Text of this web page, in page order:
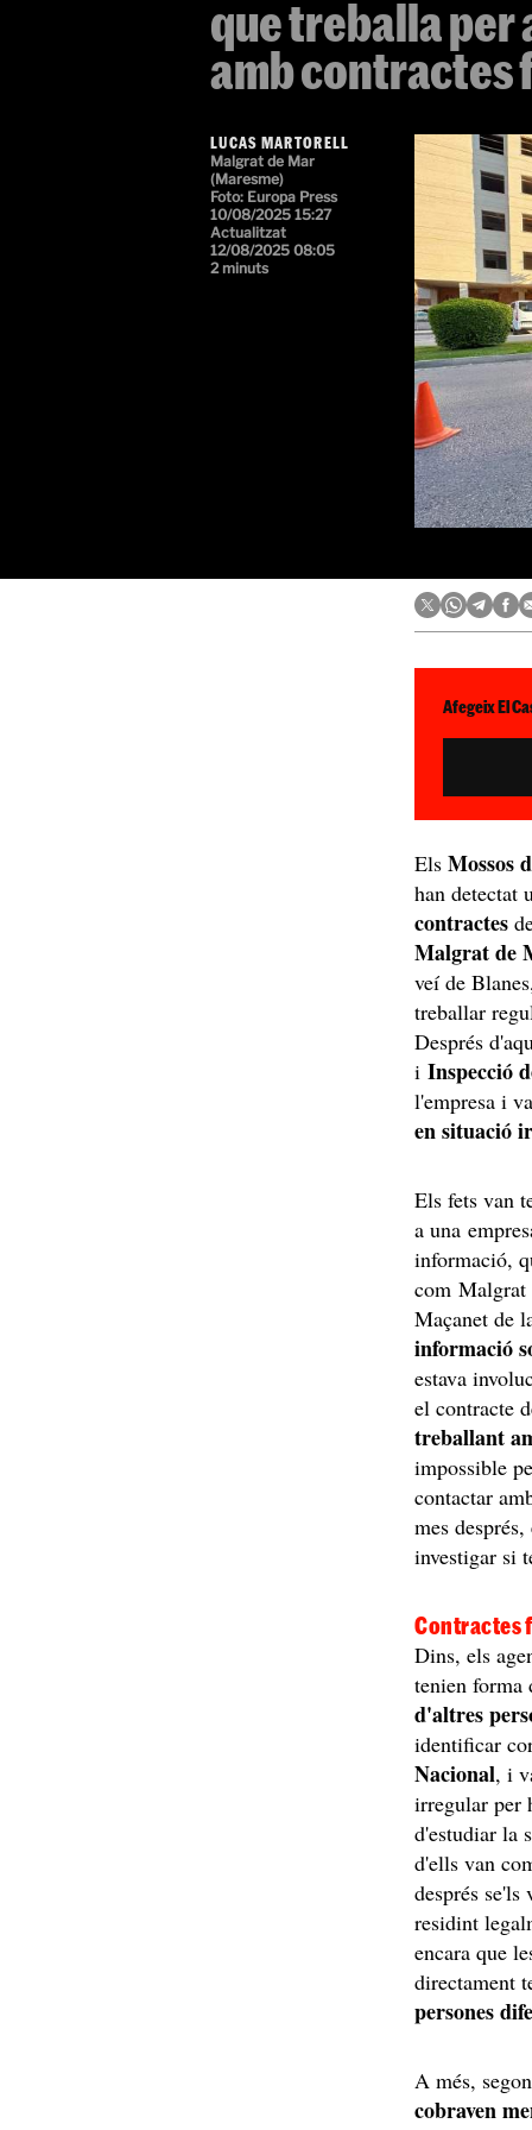
que treballa per
amb contractes
LUCAS MARTORELL
Malgrat de Mar
(Maresme)
Foto: Europa Press
10/08/2025 15:27
Actualitzat
12/08/2025 08:05
2 minuts
Afegeix El
ElsMossos
han detectat
contractes
Malgrat de
veí de
treballar
Després
iInspecció
l'empresa i
en situació
Els fets van
a una
informació,
com Malgrat
Maçanet de
informació
estava
el contracte
treballant
impossible
contactar
mes
investigar si
Contractes
Dins, els
tenien
d'altres
identificar
Nacional, i
irregular per
d'estudiar la
d'ells van
després se'ls
residint
encara que
directament
persones
A més,
cobraven